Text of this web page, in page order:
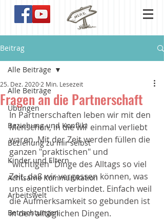
Beitrag
Alle Beiträge
Übungen
Beziehung und Konflikt
Beziehung zu mir selbst
Kinder und Eltern
Achtsame Kommunikation
Arbeitswelt
Betrachtungen
Alle Beiträge
Fragen an die Partnerschaft
25. Dez. 2020 2 Min. Lesezeit
In Partnerschaften leben wir mit den
Menschen, in die wir einmal verliebt
waren. Mit der Zeit werden füllen die
ganzen "praktischen" und
"wichtigen" Dinge des Alltags so viel
Zeit, daß wir vergessen können, was
uns eigentlich verbindet. Einfach weil
die Aufmerksamkeit so gebunden ist
in den alltäglichen Dingen.